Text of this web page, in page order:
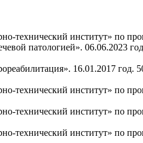
технический институт» по
патологией». 06.06.2023
16.01.2017 год.
технический институт» по
технический институт» по
технический институт» по